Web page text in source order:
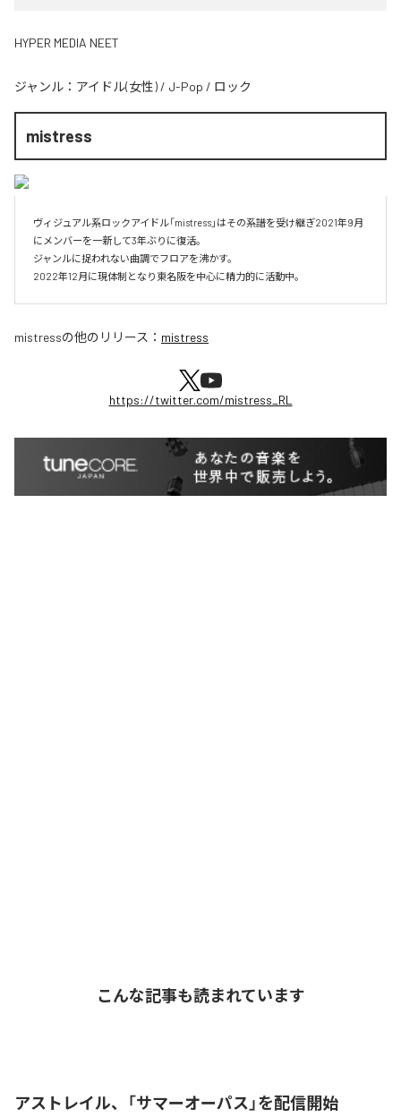
HYPER MEDIA NEET
ジャンル： アイドル(女性) / J-Pop / ロック
mistress
ヴィジュアル系ロックアイドル「mistress」はその系譜を受け継ぎ2021年9月
にメンバーを一新して3年ぶりに復活。
ジャンルに捉われない曲調でフロアを沸かす。
2022年12月に現体制となり東名阪を中心に精力的に活動中。
mistressの他のリリース： mistress
https://twitter.com/mistress_RL
こんな記事も読まれています
アストレイル、「サマーオーパス」を配信開始